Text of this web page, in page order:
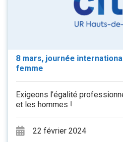
8 mars, journée
femme
Exigeons l’égalité
et les hommes !
22 février 2024